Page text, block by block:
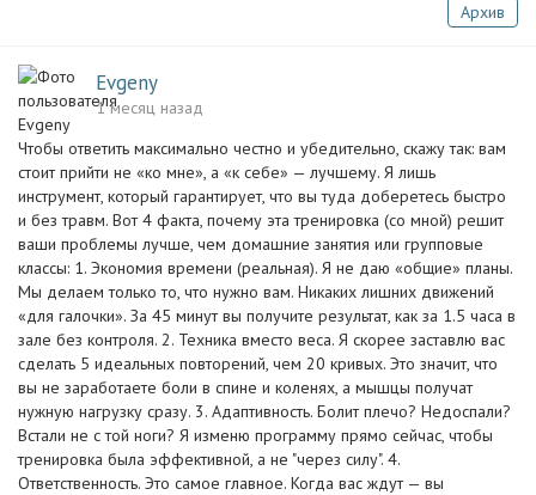
Архив
Evgeny
1 месяц назад
Чтобы ответить максимально честно и убедительно, скажу так: вам
стоит прийти не «ко мне», а «к себе» — лучшему. Я лишь
инструмент, который гарантирует, что вы туда доберетесь быстро
и без травм. Вот 4 факта, почему эта тренировка (со мной) решит
ваши проблемы лучше, чем домашние занятия или групповые
классы: 1. Экономия времени (реальная). Я не даю «общие» планы.
Мы делаем только то, что нужно вам. Никаких лишних движений
«для галочки». За 45 минут вы получите результат, как за 1.5 часа в
зале без контроля. 2. Техника вместо веса. Я скорее заставлю вас
сделать 5 идеальных повторений, чем 20 кривых. Это значит, что
вы не заработаете боли в спине и коленях, а мышцы получат
нужную нагрузку сразу. 3. Адаптивность. Болит плечо? Недоспали?
Встали не с той ноги? Я изменю программу прямо сейчас, чтобы
тренировка была эффективной, а не "через силу". 4.
Ответственность. Это самое главное. Когда вас ждут — вы